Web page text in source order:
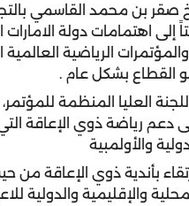
صقر بن محمد القاسمي
إلى اهتمامات دولة
والمؤتمرات الرياضية
القطاع بشكل عام .
العليا المنظمة
دعم رياضة ذوي الإعاقة
والأولمبية
بأندية ذوي الإعاقة
والإقليمية والدولية